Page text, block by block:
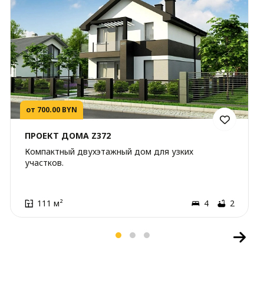
от 700.00 BYN
ПРОЕКТ ДОМА Z372
Компактный двухэтажный дом для узких
участков.
111 м² 4 2